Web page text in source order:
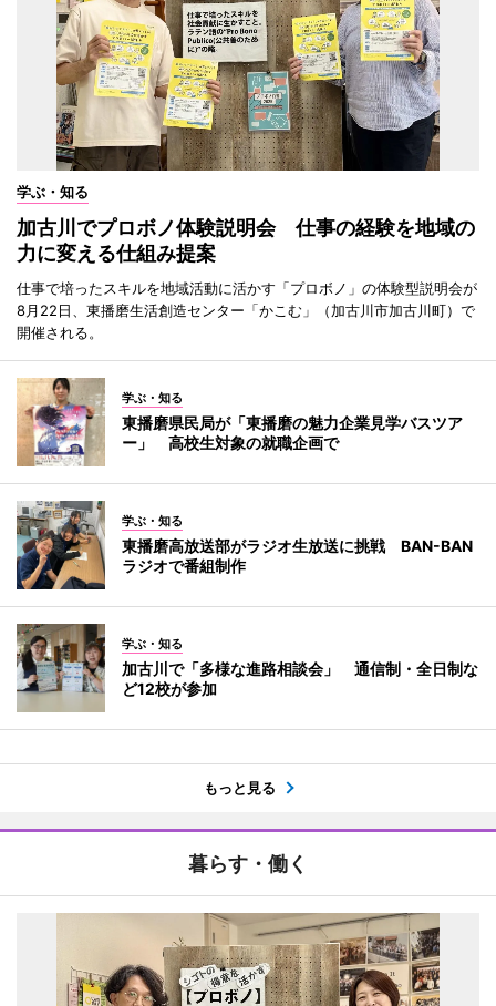
学ぶ・知る
加古川でプロボノ体験説明会 仕事の経験を地域の
力に変える仕組み提案
仕事で培ったスキルを地域活動に活かす「プロボノ」の体験型説明会が
8月22日、東播磨生活創造センター「かこむ」（加古川市加古川町）で
開催される。
学ぶ・知る
東播磨県民局が「東播磨の魅力企業見学バスツア
ー」 高校生対象の就職企画で
学ぶ・知る
東播磨高放送部がラジオ生放送に挑戦 BAN-BAN
ラジオで番組制作
学ぶ・知る
加古川で「多様な進路相談会」 通信制・全日制な
ど12校が参加
もっと見る
暮らす・働く